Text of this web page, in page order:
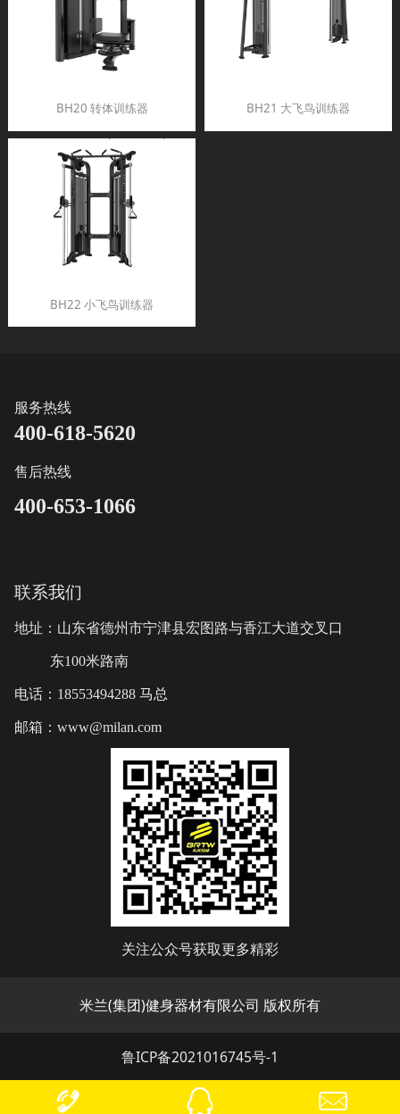
BH20 转体训练器 BH21 大飞鸟训练器
BH22 小飞鸟训练器
服务热线
400-618-5620
售后热线
400-653-1066
联系我们
地址：山东省德州市宁津县宏图路与香江大道交叉口
东100米路南
电话：18553494288 马总
邮箱：www@milan.com
关注公众号获取更多精彩
米兰(集团)健身器材有限公司 版权所有
鲁ICP备2021016745号-1